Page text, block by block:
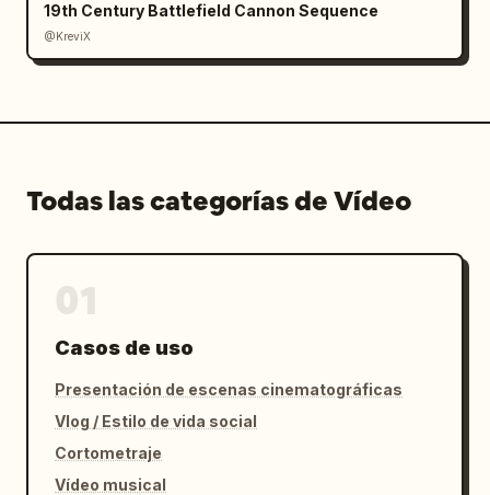
19th Century Battlefield Cannon Sequence
@KreviX
Todas las categorías de Vídeo
Casos de uso
Presentación de escenas cinematográficas
Vlog / Estilo de vida social
Cortometraje
Vídeo musical